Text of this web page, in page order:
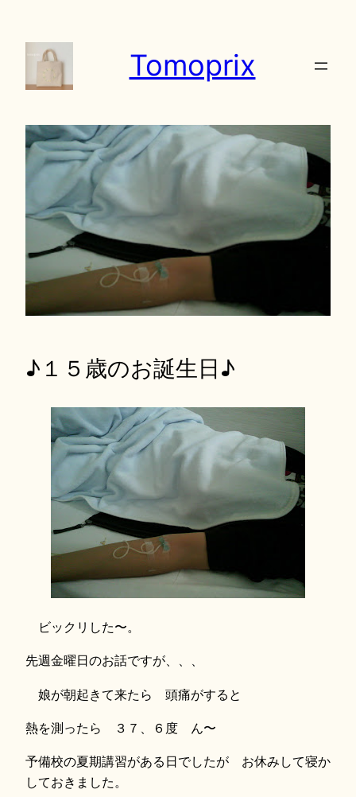
Tomoprix
♪１５歳のお誕生日♪
ビックリした〜。
先週金曜日のお話ですが、、、
娘が朝起きて来たら 頭痛がすると
熱を測ったら ３７、６度 ん〜
予備校の夏期講習がある日でしたが お休みして寝か
しておきました。